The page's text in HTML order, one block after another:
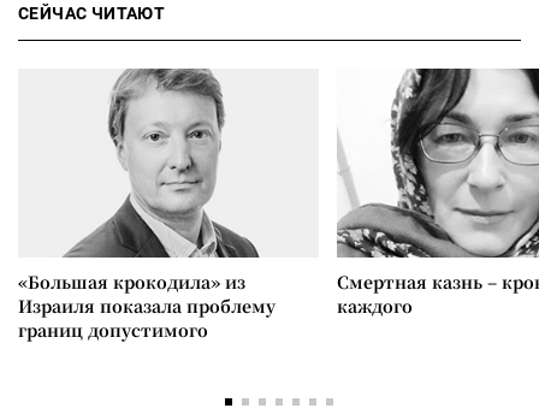
СЕЙЧАС ЧИТАЮТ
«Большая крокодила» из
Израиля показала проблему
границ допустимого
Смертная казнь –
каждого